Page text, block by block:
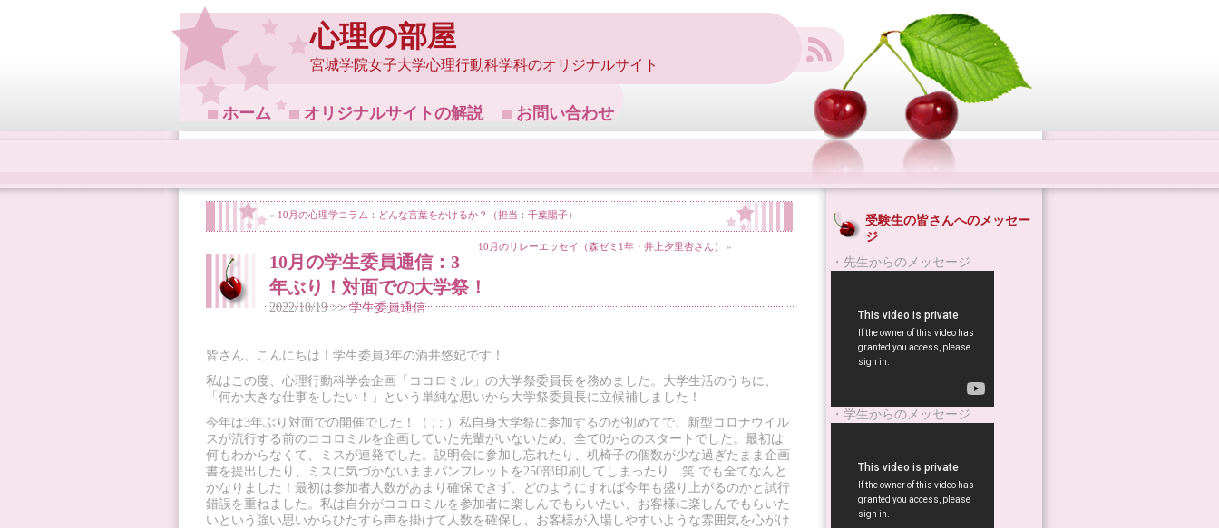
心理の部屋
宮城学院女子大学心理行動科学科のオリジナルサイト
ホーム オリジナルサイトの解説 お問い合わせ
« 10月の心理学コラム：どんな言葉をかけるか？（担当：千葉陽子）
10月のリレーエッセイ（森ゼミ1年・井上夕里杏さん） »
10月の学生委員通信：3
年ぶり！対面での大学祭！
2022/10/19 >>学生委員通信
皆さん、こんにちは！学生委員3年の酒井悠妃です！
私はこの度、心理行動科学会企画「ココロミル」の大学祭委員長を務めました。大学生活のうちに、
「何か大きな仕事をしたい！」という単純な思いから大学祭委員長に立候補しました！
今年は3年ぶり対面での開催でした！（ ; ; ）私自身大学祭に参加するのが初めてで、新型コロナウイル
スが流行する前のココロミルを企画していた先輩がいないため、全て0からのスタートでした。最初は
何もわからなくて、ミスが連発でした。説明会に参加し忘れたり、机椅子の個数が少な過ぎたまま企画
書を提出したり、ミスに気づかないままパンフレットを250部印刷してしまったり…笑 でも全てなんと
かなりました！最初は参加者人数があまり確保できず、どのようにすれば今年も盛り上がるのかと試行
錯誤を重ねました。私は自分がココロミルを参加者に楽しんでもらいたい、お客様に楽しんでもらいた
いという強い思いからひたすら声を掛けて人数を確保し、お客様が入場しやすいような雰囲気を心がけ
受験生の皆さんへのメッセー
ジ
・先生からのメッセージ
・学生からのメッセージ